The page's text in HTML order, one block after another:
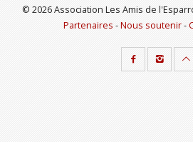
© 2026 Association Les Amis de
Partenaires -Nous soutenir-